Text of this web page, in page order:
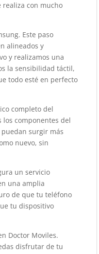
realiza con mucho
Este paso
alineados y
y realizamos una
la sensibilidad táctil,
todo esté en perfecto
completo del
los componentes del
surgir más
nuevo, sin
un servicio
una amplia
de que tu teléfono
tu dispositivo
Doctor Moviles.
disfrutar de tu